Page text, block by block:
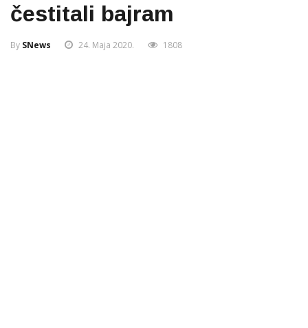
čestitali bajram
By SNews 24. Maja 2020. 1808